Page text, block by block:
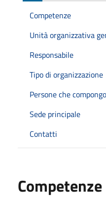
Competenze
Unità organizzativa
Responsabile
Tipo di organizzazione
Persone che
Sede principale
Contatti
Competenze